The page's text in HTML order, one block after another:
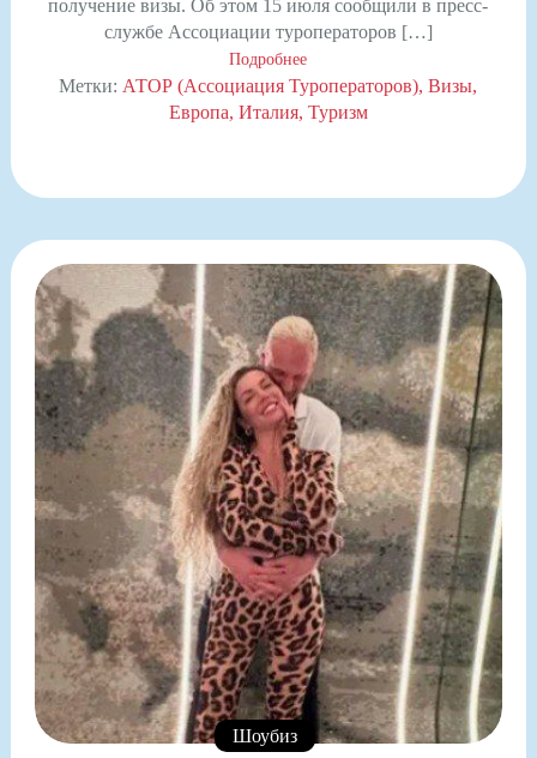
получение визы. Об этом 15 июля сообщили в пресс-
службе Ассоциации туроператоров […]
Подробнее
Метки: АТОР (Ассоциация Туроператоров) Визы
Европа Италия Туризм
Шоубиз